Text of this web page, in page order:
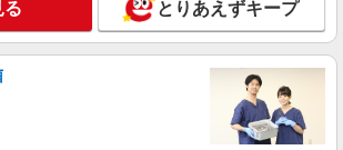
る とりあえずキープ